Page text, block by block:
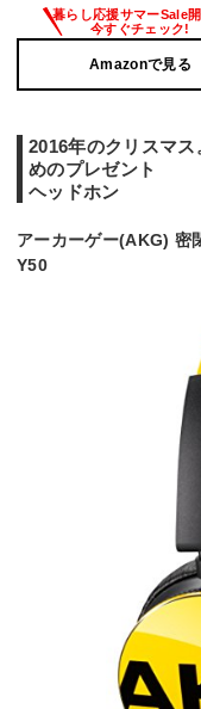
Amazonで見る
2016年のクリスマ
めのプレゼント
ヘッドホン
アーカーゲー(AKG) 密
Y50